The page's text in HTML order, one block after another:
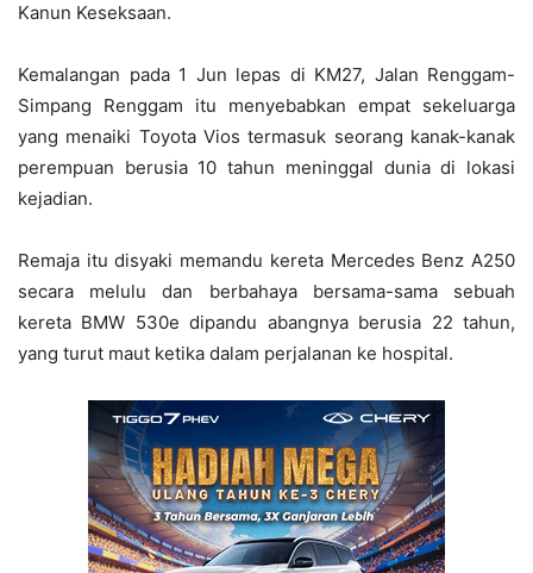
Kanun Keseksaan.
Kemalangan pada 1 Jun lepas di KM27, Jalan Renggam-
Simpang Renggam itu menyebabkan empat sekeluarga
yang menaiki Toyota Vios termasuk seorang kanak-kanak
perempuan berusia 10 tahun meninggal dunia di lokasi
kejadian.
Remaja itu disyaki memandu kereta Mercedes Benz A250
secara melulu dan berbahaya bersama-sama sebuah
kereta BMW 530e dipandu abangnya berusia 22 tahun,
yang turut maut ketika dalam perjalanan ke hospital.